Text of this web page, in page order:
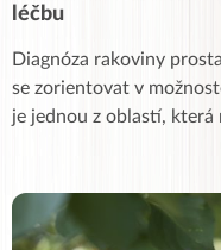
léčbu
Diagnóza rakoviny
se zorientovat v
je jednou z oblastí, která